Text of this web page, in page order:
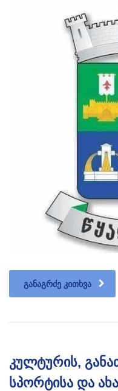
ᲒᲐᲜᲐᲒᲠᲫᲔ ᲙᲘᲗᲮᲕᲐ
კულტურის,
სპორტისა და